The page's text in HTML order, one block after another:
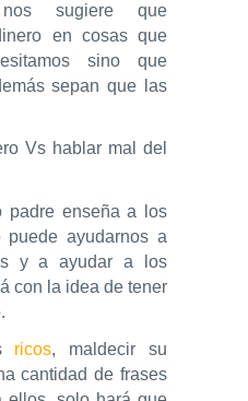
sugiere que
en cosas que
sino que
sepan que las
Vs hablar mal del
padre enseña a los
ayudarnos a
y a ayudar a los
con la idea de tener
ricos, maldecir su
cantidad de frases